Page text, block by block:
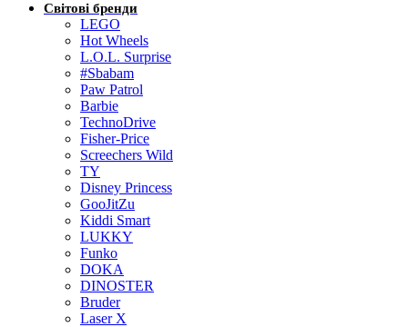
Світові бренди
LEGO
Hot Wheels
L.O.L. Surprise
#Sbabam
Paw Patrol
Barbie
TechnoDrive
Fisher-Price
Screechers Wild
TY
Disney Princess
GooJitZu
Kiddi Smart
LUKKY
Funko
DOKA
DINOSTER
Bruder
Laser X